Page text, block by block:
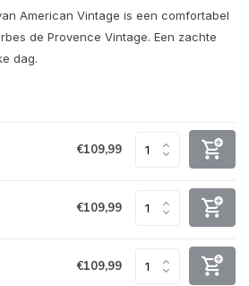
American Vintage is een comfortabel
de Provence Vintage. Een zachte
dag.
€109,99
€109,99
€109,99